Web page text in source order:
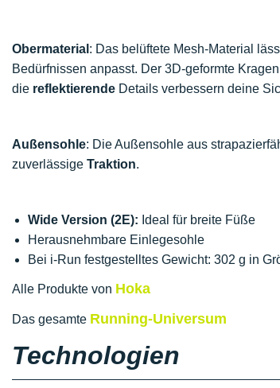
Obermaterial : Das belüftete Mesh-Material
Bedürfnissen anpasst. Der 3D-geformte
die reflektierende Details verbessern deine
Außensohle: Die Außensohle aus
zuverlässige Traktion.
Wide Version (2E): Ideal für breite Füße
Herausnehmbare Einlegesohle
Bei i-Run festgestelltes Gewicht: 302 g in
Alle Produkte von Hoka
Das gesamte Running-Universum
Technologien